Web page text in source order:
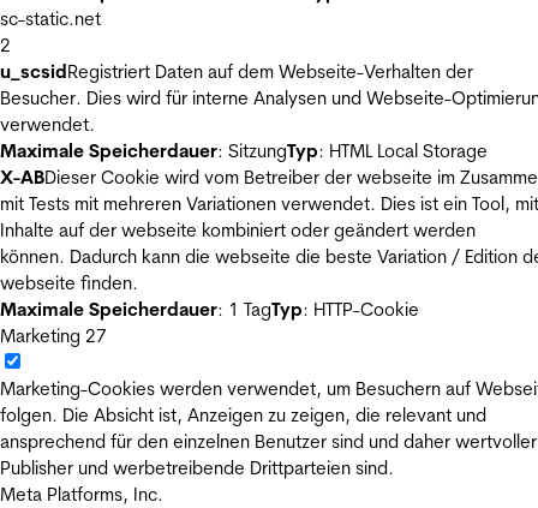
sc-static.net
2
u_scsidRegistriert Daten auf dem Webseite-Verhalten der
Besucher. Dies wird für interne Analysen und Webseite-
verwendet.
Maximale Speicherdauer: SitzungTyp: HTML Local Storage
X-ABDieser Cookie wird vom Betreiber der webseite im
mit Tests mit mehreren Variationen verwendet. Dies ist ein Tool,
Inhalte auf der webseite kombiniert oder geändert werden
können. Dadurch kann die webseite die beste Variation / Edition
webseite finden.
Maximale Speicherdauer: 1 TagTyp: HTTP-Cookie
Marketing 27
Marketing-Cookies werden verwendet, um Besuchern auf
folgen. Die Absicht ist, Anzeigen zu zeigen, die relevant und
ansprechend für den einzelnen Benutzer sind und daher
Publisher und werbetreibende Drittparteien sind.
Meta Platforms, Inc.